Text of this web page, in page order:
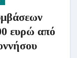
ευρώ από